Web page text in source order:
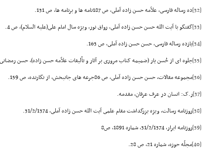
[32]
ده رساله فارسى، علاّمه حسن زاده آملى، ص 187نامه ها و برنامه ها، ص 131.
[33]
گفتگو با آیت الله حسن حسن زاده آملى، رواق نور، ویژه سال امام على(علیه السلام)، ص 4.
[34]
یازده رساله فارسى، حسن حسن زاده آملى، ص 163.
[35]
جلوه اى از حُسن یار (ضمیمه کتاب مرورى بر آثار و تألیفات علاّمه حسن زاده)، حسن رمضانى، ص
[36]
مجموعه مقالات، حسن حسن زاده آملى، ص 86جرعه هاى جانبخش، از نگارنده، ص 159.
[37]
ر.ک: انسان در عرف عرفان، مقدمه.
[38]
روزنامه رسالت، ویژه بزرگداشت مقام علمى آیت الله حسن زاده آملى، 31/2/1374.
[39]
روزنامه ابرار، 31/2/1374، شماره 1891، ص8
[40]
مجلّه حوزه، شماره 21، ص 28.